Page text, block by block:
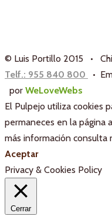
© Luis Portillo 2015 •
Telf.: 955 840 800
•
por WeLoveWebs
El Pulpejo utiliza cookies
permaneces en la página
más información consulta
Aceptar
Privacy & Cookies Policy
Cerrar